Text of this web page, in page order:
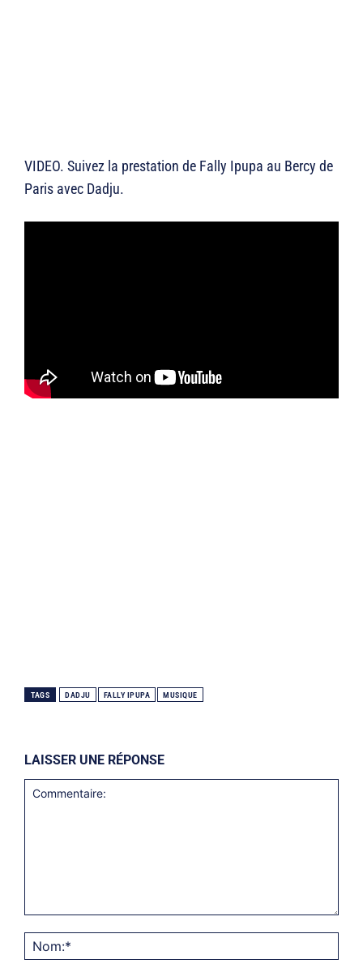
VIDEO. Suivez la prestation de Fally Ipupa au Bercy de
Paris avec Dadju.
TAGS DADJU FALLY IPUPA MUSIQUE
LAISSER UNE RÉPONSE